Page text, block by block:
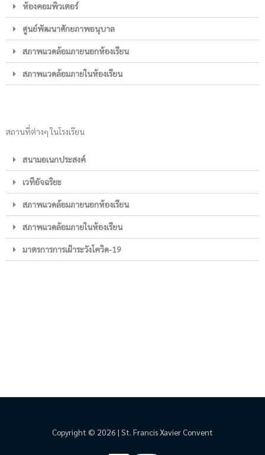
ห้องคอมพิวเตอร์
ศูนย์พัฒนาศักยภาพอนุบาล
สภาพแวดล้อมภายนอกห้องเรียน
สภาพแวดล้อมภายในห้องเรียน
สถานที่ต่างๆ ในโรงเรียน
สนามอเนกประสงค์
เวทีอัจฉริยะ
สภาพแวดล้อมภายนอกห้องเรียน
สภาพแวดล้อมภายในห้องเรียน
มาตรการการเฝ้าระวังโควิด-19
Copyright © 2026 | St. Francis Xavier Convent